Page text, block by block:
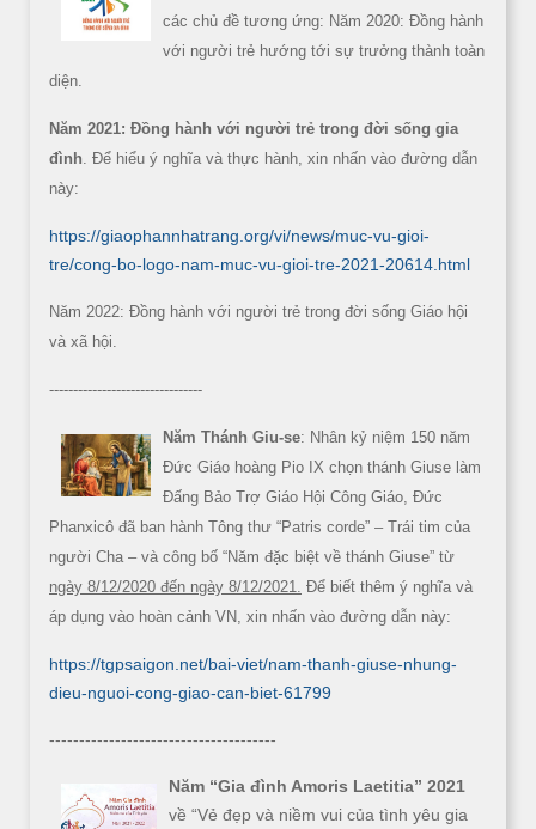
các chủ đề tương ứng: Năm 2020: Đồng hành
với người trẻ hướng tới sự trưởng thành toàn
diện.
Năm 2021: Đồng hành với người trẻ trong đời sống gia
đình. Để hiểu ý nghĩa và thực hành, xin nhấn vào đường dẫn
này:
https://giaophannhatrang.org/vi/news/muc-vu-gioi-
tre/cong-bo-logo-nam-muc-vu-gioi-tre-2021-20614.html
Năm 2022: Đồng hành với người trẻ trong đời sống Giáo hội
và xã hội.
--------------------------------
Năm Thánh Giu-se: Nhân kỷ niệm 150 năm
Đức Giáo hoàng Pio IX chọn thánh Giuse làm
Đấng Bảo Trợ Giáo Hội Công Giáo, Đức
Phanxicô đã ban hành Tông thư “Patris corde” – Trái tim của
người Cha – và công bố “Năm đặc biệt về thánh Giuse” từ
ngày 8/12/2020 đến ngày 8/12/2021. Để biết thêm ý nghĩa và
áp dụng vào hoàn cảnh VN, xin nhấn vào đường dẫn này:
https://tgpsaigon.net/bai-viet/nam-thanh-giuse-nhung-
dieu-nguoi-cong-giao-can-biet-61799
--------------------------------------
Năm “Gia đình Amoris Laetitia” 2021
về “Vẻ đẹp và niềm vui của tình yêu gia